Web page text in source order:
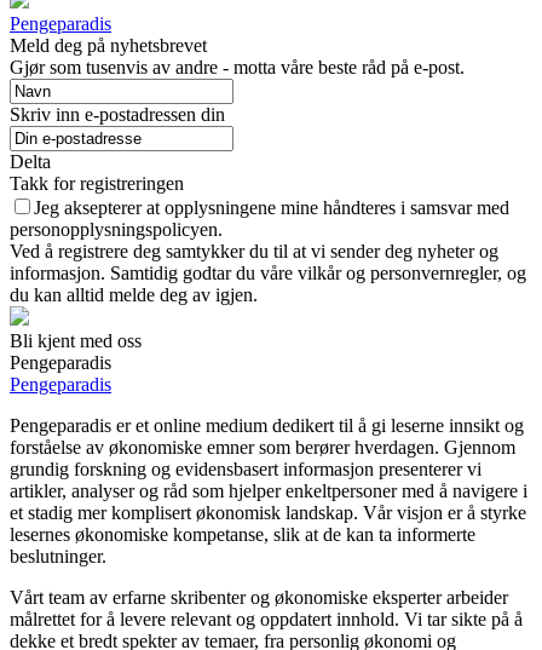
Pengeparadis
Meld deg på nyhetsbrevet
Gjør som tusenvis av andre - motta våre beste råd på e-post.
Skriv inn e-postadressen din
Delta
Takk for registreringen
Jeg aksepterer at opplysningene mine håndteres i samsvar med
personopplysningspolicyen.
Ved å registrere deg samtykker du til at vi sender deg nyheter og
informasjon. Samtidig godtar du våre vilkår og personvernregler, og
du kan alltid melde deg av igjen.
Bli kjent med oss
Pengeparadis
Pengeparadis
Pengeparadis er et online medium dedikert til å gi leserne innsikt og
forståelse av økonomiske emner som berører hverdagen. Gjennom
grundig forskning og evidensbasert informasjon presenterer vi
artikler, analyser og råd som hjelper enkeltpersoner med å navigere i
et stadig mer komplisert økonomisk landskap. Vår visjon er å styrke
lesernes økonomiske kompetanse, slik at de kan ta informerte
beslutninger.
Vårt team av erfarne skribenter og økonomiske eksperter arbeider
målrettet for å levere relevant og oppdatert innhold. Vi tar sikte på å
dekke et bredt spekter av temaer, fra personlig økonomi og